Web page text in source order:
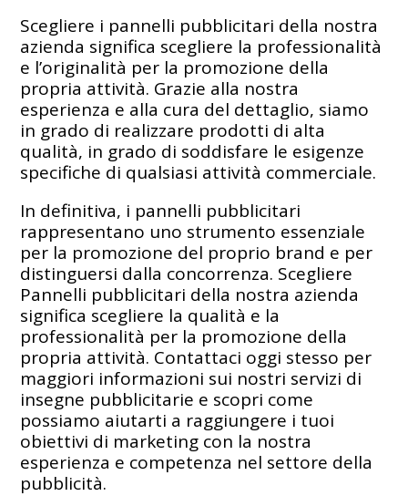
Scegliere i pannelli pubblicitari della nostra
azienda significa scegliere la professionalità
e l’originalità per la promozione della
propria attività. Grazie alla nostra
esperienza e alla cura del dettaglio, siamo
in grado di realizzare prodotti di alta
qualità, in grado di soddisfare le esigenze
specifiche di qualsiasi attività commerciale.
In definitiva, i pannelli pubblicitari
rappresentano uno strumento essenziale
per la promozione del proprio brand e per
distinguersi dalla concorrenza. Scegliere
Pannelli pubblicitari della nostra azienda
significa scegliere la qualità e la
professionalità per la promozione della
propria attività. Contattaci oggi stesso per
maggiori informazioni sui nostri servizi di
insegne pubblicitarie e scopri come
possiamo aiutarti a raggiungere i tuoi
obiettivi di marketing con la nostra
esperienza e competenza nel settore della
pubblicità.